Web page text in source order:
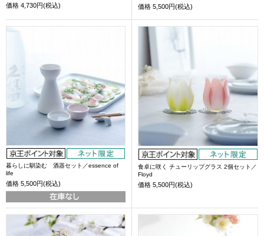
価格 4,730円(税込) 価格 5,500円(税込)
暮らしに馴染む 酒器セット／essence of
life
価格 5,500円(税込)
食卓に咲く チューリップグラス 2個セット／
Floyd
価格 5,500円(税込)